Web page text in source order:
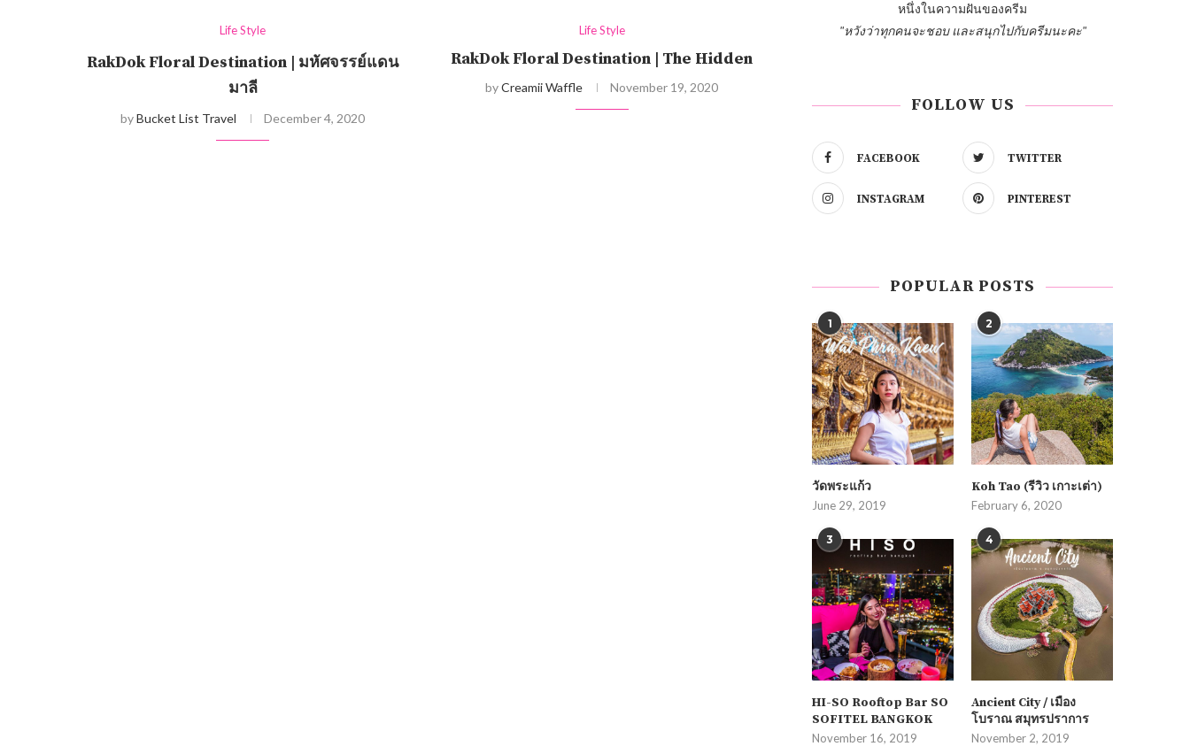
Life Style
RakDok Floral Destination | มหัศจรรย์แดน
มาลี
byBucket List Travel December 4, 2020
Life Style
RakDok Floral Destination | The Hidden
byCreamii Waffle November 19, 2020
หนึ่งในความฝันของครีม
"หวังว่าทุกคนจะชอบ และสนุกไปกับครีมนะคะ"
FOLLOW US
FACEBOOK TWITTER
INSTAGRAM PINTEREST
POPULAR POSTS
1
วัดพระแก้ว
June 29, 2019
2
Koh Tao (รีวิว เกาะเต่า)
February 6, 2020
3
HI-SO Rooftop Bar SO
SOFITEL BANGKOK
November 16, 2019
4
Ancient City / เมือง
โบราณ สมุทรปราการ
November 2, 2019